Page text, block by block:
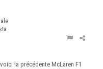
la précédente McLaren F1